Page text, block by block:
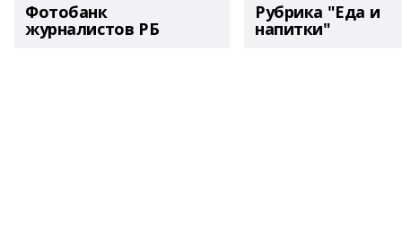
Фотобанк
журналистов РБ
Рубрика "Еда и
напитки"